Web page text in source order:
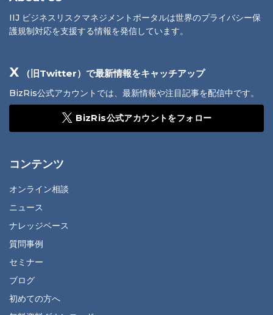
IIJ ビジネスリスクマネジメントポータルは世界のプライバシー保
護規制対応を支援する情報を発信しています。
X （旧Twitter）で最新情報をキャッチアップ
BizRis公式アカウントでは、最新情報や注目記事を配信中です。
BizRis公式アカウントをフォロー
コンテンツ
オンライン相談
ニュース
ナレッジベース
質問事例
セミナー
ブログ
初めての方へ